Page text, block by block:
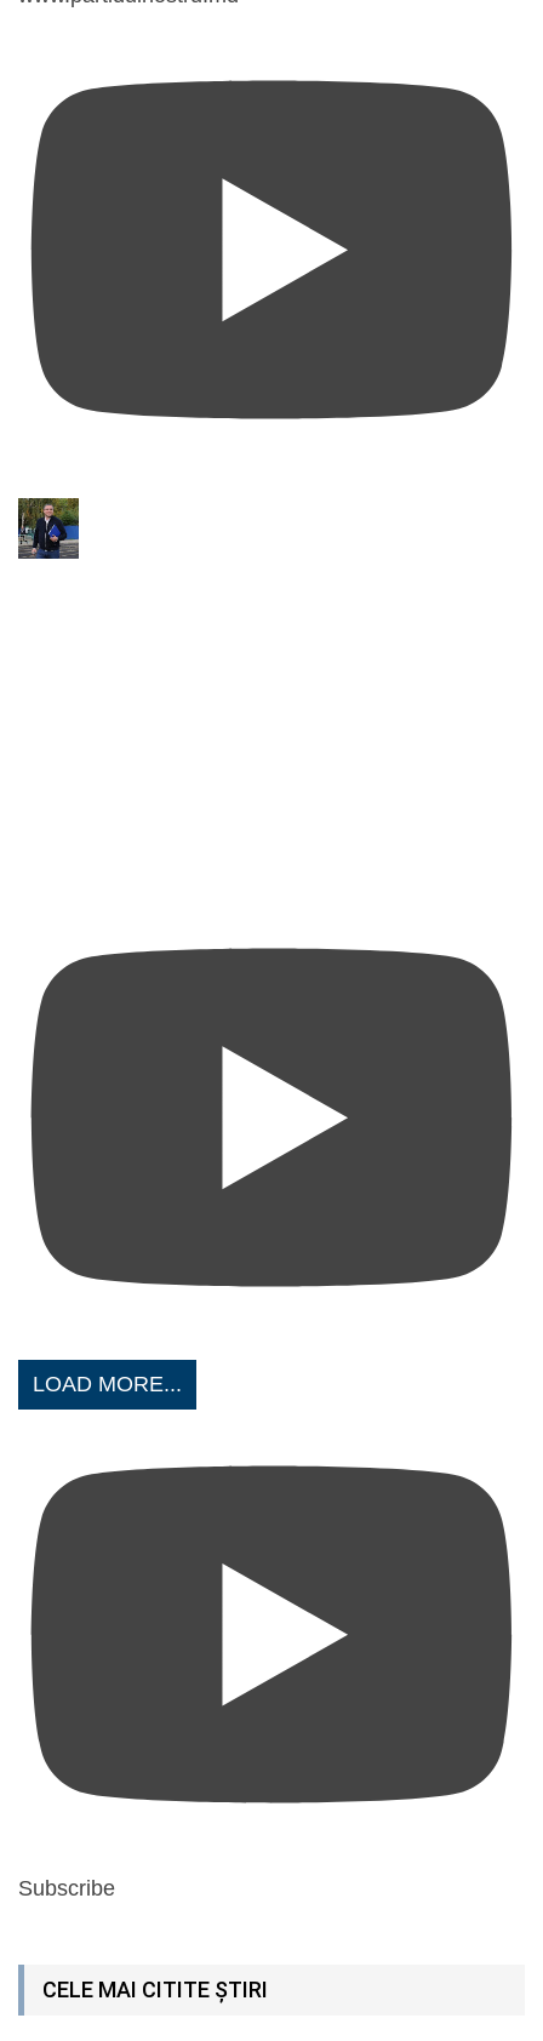
LOAD MORE...
Subscribe
CELE MAI CITITE ȘTIRI